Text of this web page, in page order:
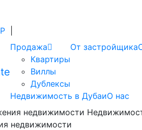
Продажа
Квартиры
Виллы
Дублексы
От застройщика
Недвижимость в ДубаиО нас
недвижимости
недвижимости